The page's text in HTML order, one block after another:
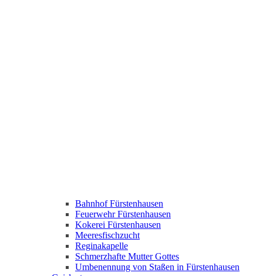
Bahnhof Fürstenhausen
Feuerwehr Fürstenhausen
Kokerei Fürstenhausen
Meeresfischzucht
Reginakapelle
Schmerzhafte Mutter Gottes
Umbenennung von Staßen in Fürstenhausen